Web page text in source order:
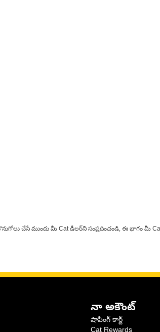
చేసే ముందు మీ Cat డీలర్‌ని సంప్రదించండి, ఈ భాగం మీ Cat
నా అకౌంట్
షాపింగ్ కార్ట్